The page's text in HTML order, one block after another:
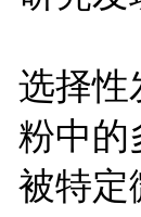
选择性
粉中的
被特定